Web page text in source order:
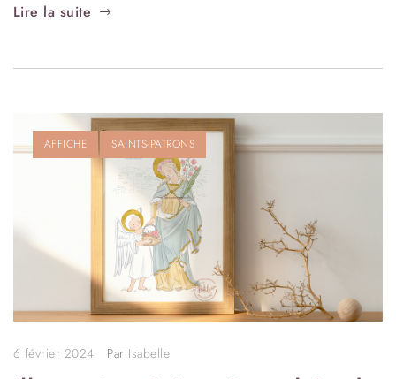
Lire la suite
AFFICHE SAINTS-PATRONS
6 février 2024 Par Isabelle